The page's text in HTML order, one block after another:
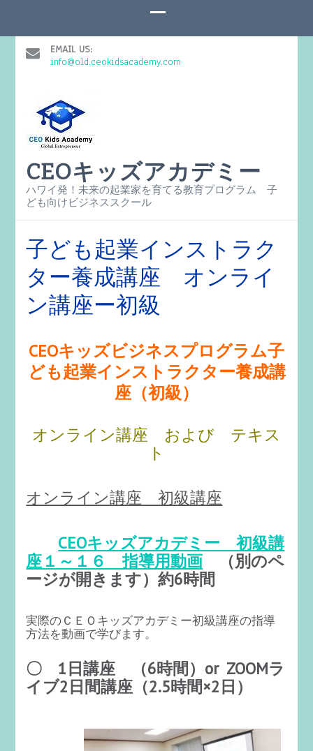
EMAIL US:
info@old.ceokidsacademy.com
CEOキッズアカデミー
ハワイ発！未来の起業家を育てる教育プログラム 子
ども向けビジネススクール
子ども起業インストラク
ター養成講座 オンライ
ン講座ー初級
CEOキッズビジネスプログラム子
ども起業インストラクター養成講
座（初級）
オンライン講座 および テキス
ト
オンライン講座 初級講座
CEOキッズアカデミー 初級講
座１～１６ 指導用動画
（別のペ
ージが開きます）約6時間
実際のＣＥＯキッズアカデミー初級講座の指導
方法を動画で学びます。
〇 1日講座 （6時間）or ZOOMラ
イブ2日間講座（2.5時間×2日）